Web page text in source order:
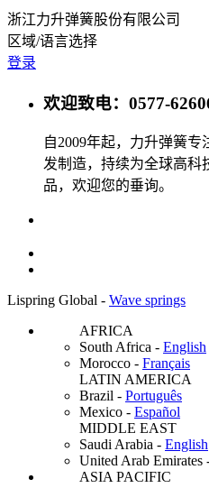
浙江力升弹簧股份有限公司
区域/语言选择
登录
欢迎致电：0577-
自2009年起，力升弹簧
发制造，持续为全球高科
品，欢迎您的垂询。
Lispring Global - Wave springs
AFRICA
South Africa - English
Morocco - Français
LATIN AMERICA
Brazil - Português
Mexico - Español
MIDDLE EAST
Saudi Arabia - English
United Arab Emirates
ASIA PACIFIC